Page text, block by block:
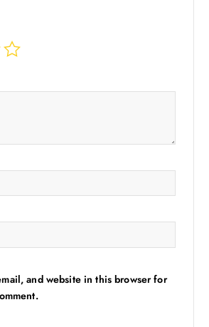
and website in this browser for